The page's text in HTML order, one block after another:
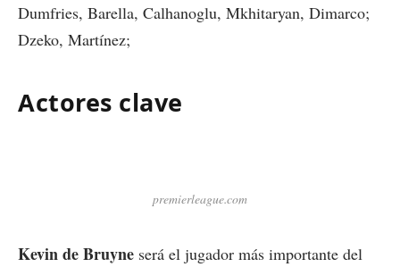
Dumfries, Barella, Calhanoglu, Mkhitaryan, Dimarco;
Dzeko, Martínez;
Actores clave
premierleague.com
Kevin de Bruyne será el jugador más importante del